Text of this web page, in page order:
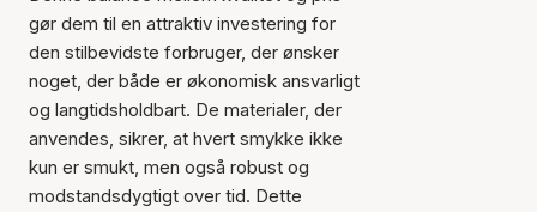
gør dem til en attraktiv investering for
den stilbevidste forbruger, der ønsker
noget, der både er økonomisk ansvarligt
og langtidsholdbart. De materialer, der
anvendes, sikrer, at hvert smykke ikke
kun er smukt, men også robust og
modstandsdygtigt over tid. Dette